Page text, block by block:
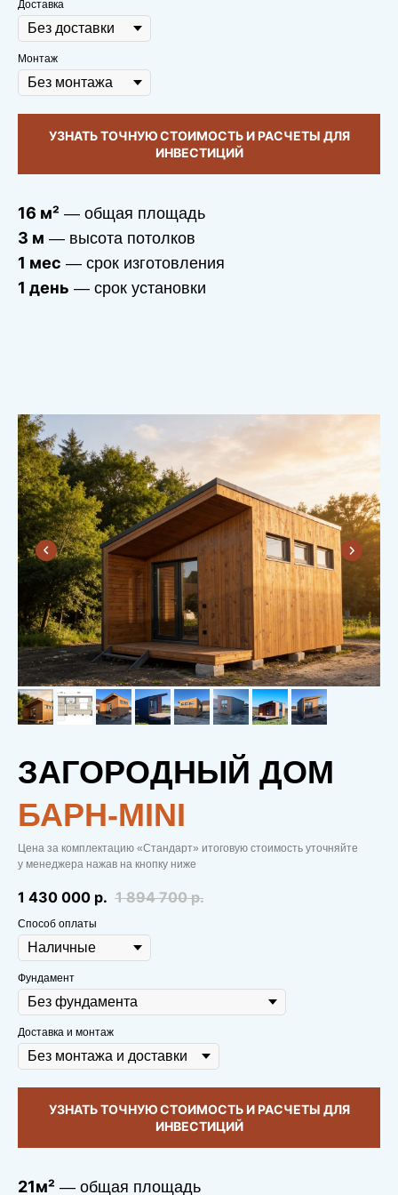
Доставка
Монтаж
УЗНАТЬ ТОЧНУЮ СТОИМОСТЬ И РАСЧЕТЫ ДЛЯ
ИНВЕСТИЦИЙ
16 м² — общая площадь
3 м — высота потолков
1 мес — срок изготовления
1 день — срок установки
ЗАГОРОДНЫЙ ДОМ
БАРН-MINI
Цена за комплектацию «Стандарт» итоговую стоимость уточняйте
у менеджера нажав на кнопку ниже
1 430 000 р. 1 894 700 р.
Способ оплаты
Фундамент
Доставка и монтаж
УЗНАТЬ ТОЧНУЮ СТОИМОСТЬ И РАСЧЕТЫ ДЛЯ
ИНВЕСТИЦИЙ
21м² — общая площадь